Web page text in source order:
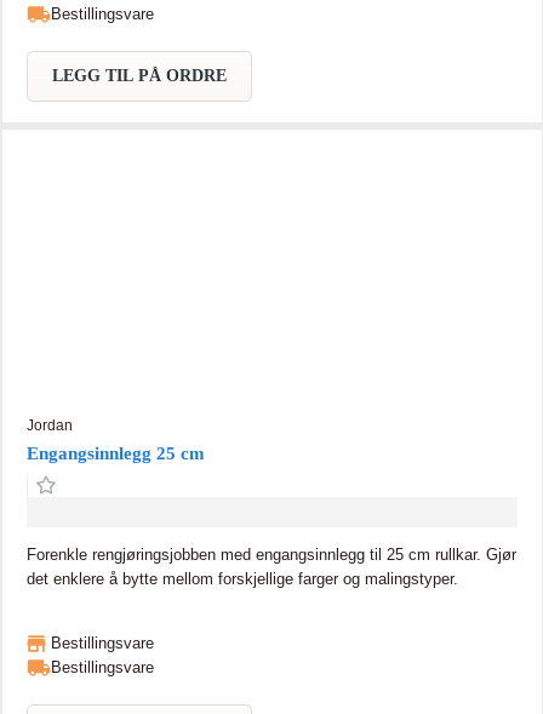
Bestillingsvare
LEGG TIL PÅ ORDRE
Jordan
Engangsinnlegg 25 cm
Forenkle rengjøringsjobben med engangsinnlegg til 25 cm rullkar. Gjør
det enklere å bytte mellom forskjellige farger og malingstyper.
Bestillingsvare
Bestillingsvare